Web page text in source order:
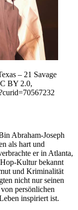
– 21 Savage
BY 2.0,
Abraham-Joseph
als hart und
er in Atlanta,
Kultur bekannt
und Kriminalität
nicht nur seinen
persönlichen
inspiriert ist.